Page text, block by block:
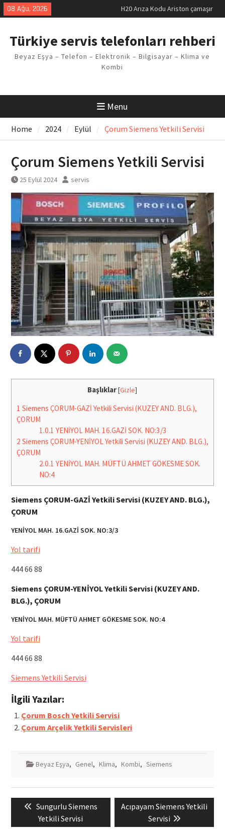
Skip
to
08 Ağu, 2026
H20 Arıza Kodu Ariston çamaşır
makinesi Sorunu
Arçelik buzdolabı F5 Hatası
Vaillant çamaşır makinesi E03
Arıza Kodu
Türkiye servis telefonları rehberi
Beyaz Eşya – Telefon – Elektronik – Bilgisayar – Klima ve
Kombi
Menu
Home 2024 Eylül Çorum Siemens Yetkili Servisi
Çorum Siemens Yetkili Servisi
25 Eylül 2024 servis
Başlıklar[Gizle]
1 Siemens ÇORUM-GAZİ Yetkili Servisi (KUZEY AND. BLG.),
ÇORUM
1.0.1 YENİYOL MAH. 16.GAZİ SOK. NO:3/3
2 Siemens ÇORUM-YENİYOL Yetkili Servisi (KUZEY AND. BLG.),
ÇORUM
2.0.1 YENİYOL MAH. MÜFTÜ AHMET GÖKESME SOK.
NO:4
Siemens ÇORUM-GAZİ Yetkili Servisi (KUZEY AND. BLG.),
ÇORUM
YENİYOL MAH. 16.GAZİ SOK. NO:3/3
Yol tarifi
444 66 88
Siemens ÇORUM-YENİYOL Yetkili Servisi (KUZEY AND.
BLG.), ÇORUM
YENİYOL MAH. MÜFTÜ AHMET GÖKESME SOK. NO:4
Yol tarifi
444 66 88
Siemens Yetkili Servisi
İlgili Yazılar:
Çorum Bosch Yetkili Servisi
Çorum Arçelik Yetkili Servisleri
Beyaz Eşya, Genel, Klima, Kombi, Siemens
gezinmesi
Previous
post:
Sungurlu Siemens
Yetkili Servisi
Next
Acıpayam Siemens Yetkili
Servisi